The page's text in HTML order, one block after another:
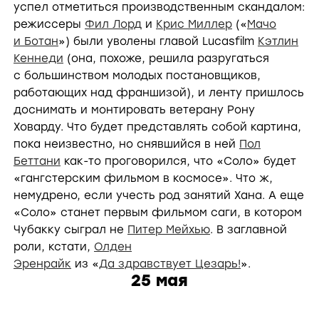
успел отметиться производственным скандалом:
режиссеры Фил Лорд и Крис Миллер («Мачо
и Ботан») были уволены главой Lucasfilm Кэтлин
Кеннеди (она, похоже, решила разругаться
с большинством молодых постановщиков,
работающих над франшизой), и ленту пришлось
доснимать и монтировать ветерану Рону
Ховарду. Что будет представлять собой картина,
пока неизвестно, но снявшийся в ней Пол
Беттани как-то проговорился, что «Соло» будет
«гангстерским фильмом в космосе». Что ж,
немудрено, если учесть род занятий Хана. А еще
«Соло» станет первым фильмом саги, в котором
Чубакку сыграл не Питер Мейхью. В заглавной
роли, кстати, Олден
Эренрайк из «Да здравствует Цезарь!».
25 мая